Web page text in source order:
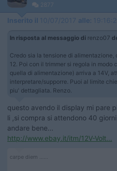
2877
Inserito il 10/07/2017 alle:
In risposta al messaggio di renzo07
Credo sia la tensione di
12. Poi con il trimmer si regola in modo
quella di alimentazione) arriva a 14V,
interpretare/supporre. Puoi al limite
piu' dettagliata. Renzo.
questo avendo il display mi pare
li ,si compra si attendono 40
andare bene...
http://www.ebay.it/itm/12V-Volt...
carpe diem ......